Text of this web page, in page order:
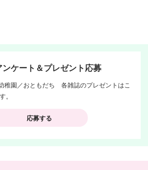
ケート＆プレゼント応募
稚園／おともだち 各雑誌のプレゼントはこ
。
応募する